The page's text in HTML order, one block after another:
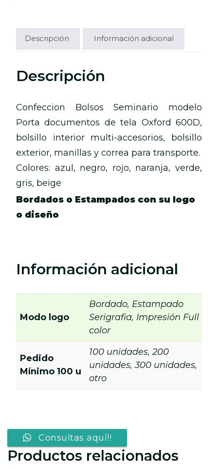
Descripción Información adicional
Descripción
Confeccion Bolsos Seminario modelo
Porta documentos de tela Oxford 600D,
bolsillo interior multi-accesorios, bolsillo
exterior, manillas y correa para transporte.
Colores: azul, negro, rojo, naranja, verde,
gris, beige
Bordados o Estampados con su logo
o diseño
Información adicional
Modo logo
Bordado, Estampado
Serigrafia, Impresión Full
color
Pedido
Mínimo 100 u
100 unidades, 200
unidades, 300 unidades,
otro
Consultas aquí!!
Productos relacionados